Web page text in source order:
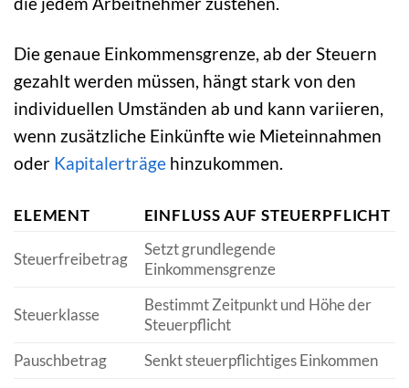
Die genaue Einkommensgrenze, ab der Steuern
gezahlt werden müssen, hängt stark von den
individuellen Umständen ab und kann variieren,
wenn zusätzliche Einkünfte wie Mieteinnahmen
oder Kapitalerträge hinzukommen.
ELEMENT EINFLUSS AUF STEUERPFLICHT
Steuerfreibetrag
Setzt grundlegende
Einkommensgrenze
Steuerklasse
Bestimmt Zeitpunkt und Höhe der
Steuerpflicht
Pauschbetrag
Senkt steuerpflichtiges Einkommen